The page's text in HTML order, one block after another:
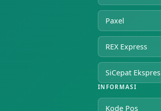
Paxel
REX Express
SiCepat Ekspres
INFORMASI
Kode Pos